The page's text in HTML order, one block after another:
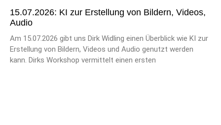
15.07.2026: KI zur Erstellung von Bildern, Videos,
Audio
Am 15.07.2026 gibt uns Dirk Widling einen Überblick wie KI zur
Erstellung von Bildern, Videos und Audio genutzt werden
kann. Dirks Workshop vermittelt einen ersten